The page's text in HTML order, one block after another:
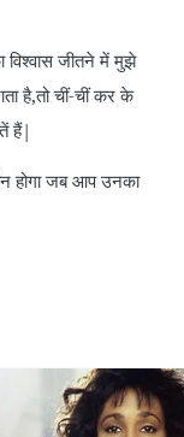
जीतने में मुझे
है,तो चीं-चीं कर के
हैं|
होगा जब आप उनका